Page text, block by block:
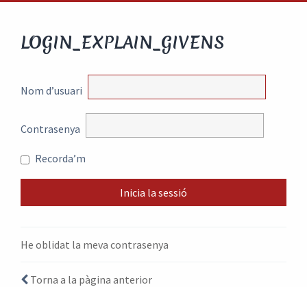
LOGIN_EXPLAIN_GIVENS
Nom d’usuari
Contrasenya
Recorda’m
He oblidat la meva contrasenya
Torna a la pàgina anterior